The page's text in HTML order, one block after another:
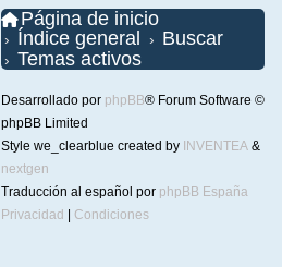
Página de inicio
Índice general
Buscar
Temas activos
Desarrollado por phpBB® Forum Software ©
phpBB Limited
Style we_clearblue created by INVENTEA &
nextgen
Traducción al español por phpBB España
Privacidad
Condiciones